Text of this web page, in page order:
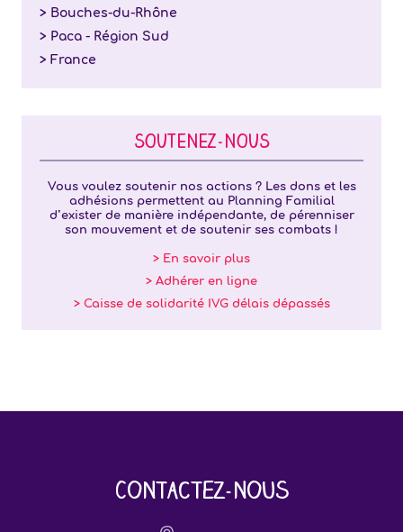
> Bouches-du-Rhône
> Paca - Région Sud
> France
SOUTENEZ-NOUS
Vous voulez soutenir nos actions ? Les dons et les
adhésions permettent au Planning Familial
d’exister de manière indépendante, de pérenniser
son mouvement et de soutenir ses combats !
> En savoir plus
> Adhérer en ligne
> Caisse de solidarité IVG délais dépassés
Contactez-nous